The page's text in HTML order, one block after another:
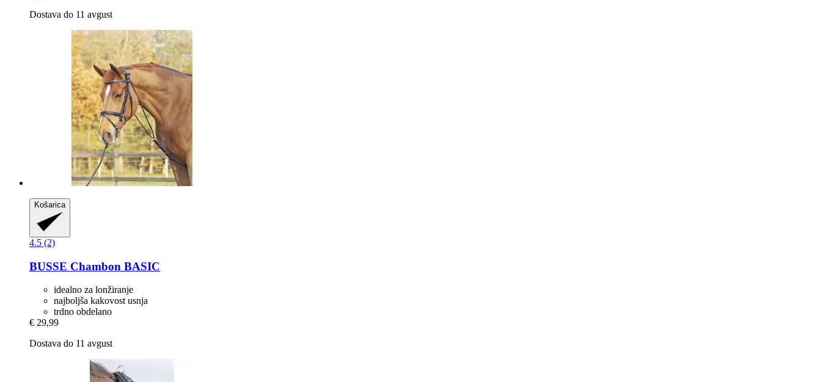
Dostava do 11 avgust
Košarica
4.5 (2)
BUSSE Chambon BASIC
idealno za lonžiranje
najboljša kakovost usnja
trdno obdelano
€ 29,99
Dostava do 11 avgust